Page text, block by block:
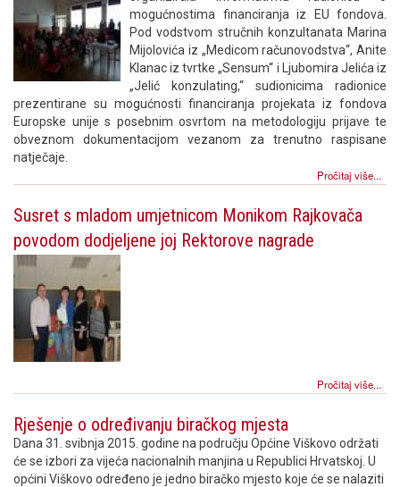
mogućnostima financiranja iz EU fondova.
Pod vodstvom stručnih konzultanata Marina
Mijolovića iz „Medicom računovodstva“, Anite
Klanac iz tvrtke „Sensum“ i Ljubomira Jelića iz
„Jelić konzulating,“ sudionicima radionice
prezentirane su mogućnosti financiranja projekata iz fondova
Europske unije s posebnim osvrtom na metodologiju prijave te
obveznom dokumentacijom vezanom za trenutno raspisane
natječaje.
Pročitaj više...
Susret s mladom umjetnicom Monikom Rajkovača
povodom dodjeljene joj Rektorove nagrade
Pročitaj više...
Rješenje o određivanju biračkog mjesta
Dana 31. svibnja 2015. godine na području Općine Viškovo održati
će se izbori za vijeća nacionalnih manjina u Republici Hrvatskoj. U
općini Viškovo određeno je jedno biračko mjesto koje će se nalaziti